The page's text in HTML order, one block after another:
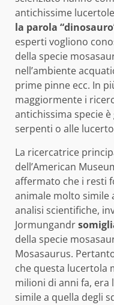
antichissime
la parola
esperti vogliono
della specie
nell’ambiente
prime pinne ecc. In
maggiormente i
antichissima specie
serpenti o alle
La ricercatrice
dell’American
affermato che i resti
animale molto simile
analisi scientifiche,
Jormungandr
della specie
Mosasaurus.
che questa lucertola
milioni di anni fa, era
simile a quella degli